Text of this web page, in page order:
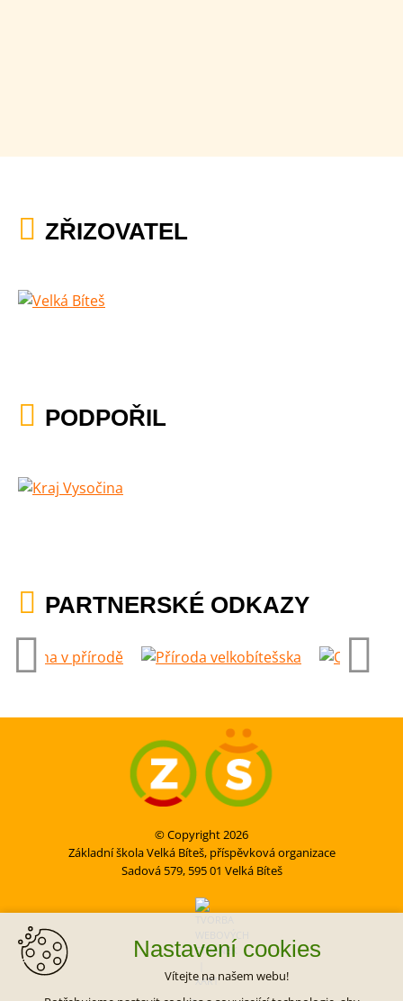
Nastavení cookies
Vítejte na našem webu!
ZŘIZOVATEL
PODPOŘIL
PARTNERSKÉ ODKAZY
© Copyright 2026
Základní škola Velká Bíteš, příspěvková organizace
Sadová 579, 595 01 Velká Bíteš